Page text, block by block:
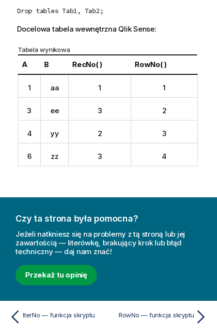
Drop tables Tab1, Tab2;
Docelowa tabela wewnętrzna Qlik Sense:
Tabela wynikowa
A B RecNo( ) RowNo( )
1 aa 1 1
3 ee 3 2
4 yy 2 3
6 zz 3 4
Czy ta strona była pomocna?
Jeżeli natkniesz się na problemy z tą stroną lub jej
zawartością — literówkę, brakujący krok lub błąd
techniczny — daj nam znać!
Przekaż tu opinię
IterNo — funkcja skryptu RowNo — funkcja skryptu